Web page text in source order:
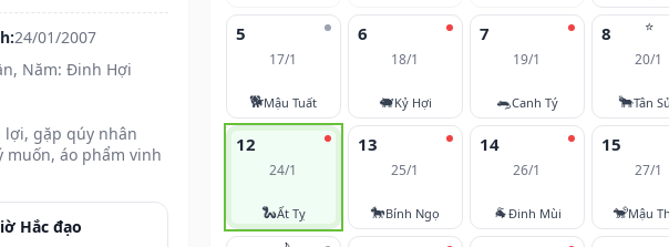
24/01/2007
Năm: Đinh Hợi
gặp qúy nhân
muốn, áo phẩm vinh
Hắc đạo
5
17/1
🐕Mậu Tuất
6
18/1
🐖Kỷ Hợi
7
19/1
🐀Canh Tý
⭐
8
20/1
🐂Tân
12
24/1
🐍Ất Tỵ
13
25/1
🐎Bính Ngọ
14
26/1
🐐Đinh Mùi
15
27/1
🐒Mậu